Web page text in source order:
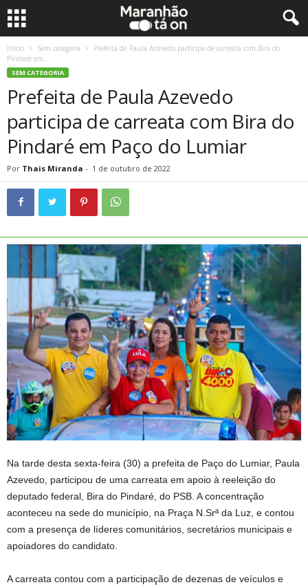
Início Sem categoria
Prefeita de Paula Azevedo participa de carreata com Bira do
Pindaré em...
SEM CATEGORIA
Prefeita de Paula Azevedo
participa de carreata com Bira do
Pindaré em Paço do Lumiar
Por Thais Miranda - 1 de outubro de 2022
Na tarde desta sexta-feira (30) a prefeita de Paço do Lumiar, Paula
Azevedo, participou de uma carreata em apoio à reeleição do
deputado federal, Bira do Pindaré, do PSB. A concentração
aconteceu na sede do município, na Praça N.Srª da Luz, e contou
com a presença de líderes comunitários, secretários municipais e
apoiadores do candidato.
A carreata contou com a participação de dezenas de veículos e